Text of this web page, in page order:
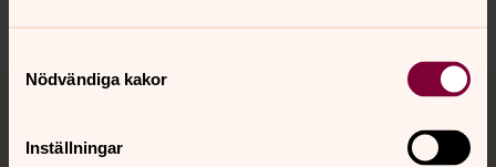
Nödvändiga kakor
Inställningar
Tillbaka till toppen
Tillbaka till innehållet